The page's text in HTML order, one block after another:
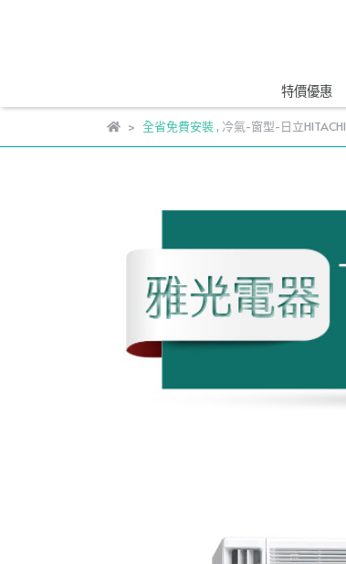
特價優惠
全省免費安裝, 冷氣-窗型-日立HITACHI